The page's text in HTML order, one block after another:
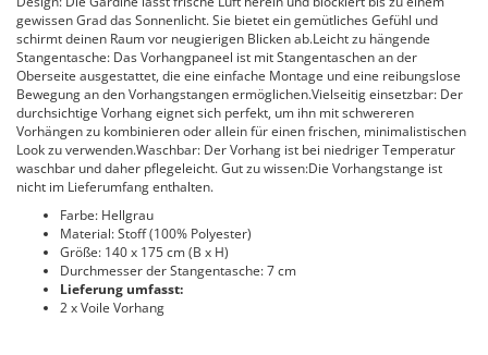
gewissen Grad das Sonnenlicht. Sie bietet ein gemütliches Gefühl und
schirmt deinen Raum vor neugierigen Blicken ab.Leicht zu hängende
Stangentasche: Das Vorhangpaneel ist mit Stangentaschen an der
Oberseite ausgestattet, die eine einfache Montage und eine reibungslose
Bewegung an den Vorhangstangen ermöglichen.Vielseitig einsetzbar: Der
durchsichtige Vorhang eignet sich perfekt, um ihn mit schwereren
Vorhängen zu kombinieren oder allein für einen frischen, minimalistischen
Look zu verwenden.Waschbar: Der Vorhang ist bei niedriger Temperatur
waschbar und daher pflegeleicht. Gut zu wissen:Die Vorhangstange ist
nicht im Lieferumfang enthalten.
Farbe: Hellgrau
Material: Stoff (100% Polyester)
Größe: 140 x 175 cm (B x H)
Durchmesser der Stangentasche: 7 cm
Lieferung umfasst:
2 x Voile Vorhang